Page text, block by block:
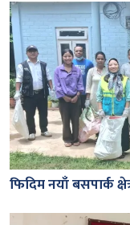
फिदिम नयाँ बसपार्क